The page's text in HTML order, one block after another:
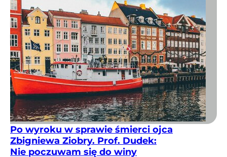
Po wyroku w sprawie śmierci ojca
Zbigniewa Ziobry. Prof. Dudek:
Nie poczuwam się do winy